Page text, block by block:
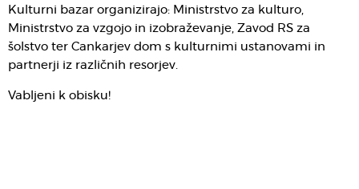
Kulturni bazar organizirajo: Ministrstvo za kulturo,
Ministrstvo za vzgojo in izobraževanje, Zavod RS za
šolstvo ter Cankarjev dom s kulturnimi ustanovami in
partnerji iz različnih resorjev.
Vabljeni k obisku!